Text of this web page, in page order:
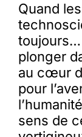
La
Quand
toujours…
plonger
au cœur
pour
sens de